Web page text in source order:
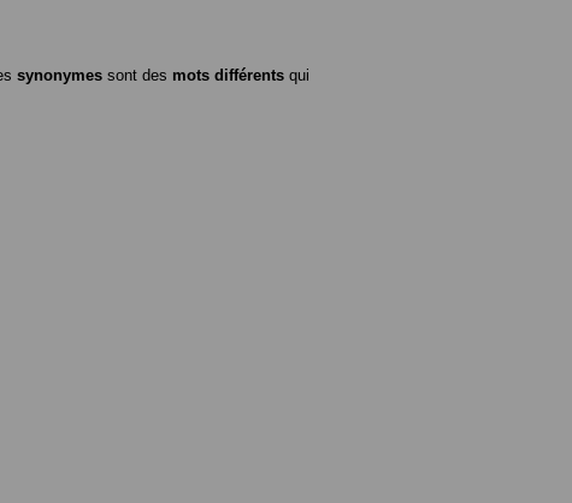
synonymes sont des mots différents qui